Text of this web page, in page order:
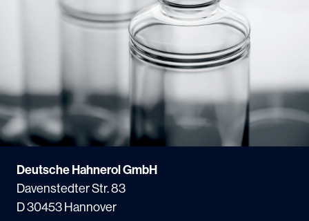
Deutsche Hahnerol GmbH
Davenstedter Str. 83
D 30453 Hannover